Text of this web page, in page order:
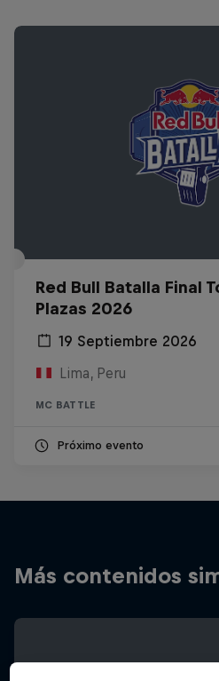
Red Bull Batalla Final
Plazas 2026
19 Septiembre 2026
Lima, Peru
MC BATTLE
Próximo evento
Más contenidos